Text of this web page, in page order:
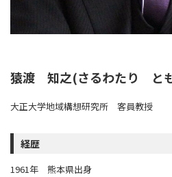
猿渡 知之(さるわたり と
大正大学地域構想研究所 客員教授
経歴
1961年 熊本県出身